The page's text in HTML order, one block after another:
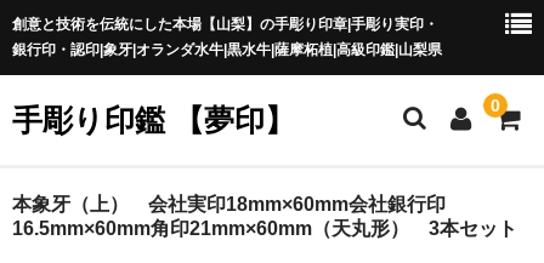
創意と技術を伝統にした本場【山梨】の手彫り印章|手彫り実印・
銀行印・認印|象牙|オランダ水牛|黒水牛|薩摩柘植|高級印鑑|山梨県
手彫り印鑑 【夢印】 0
夢印TOP
本象牙（上） 会社実印18mm×60mm会社銀行印
16.5mm×60mm角印21mm×60mm（天丸形） 3本セット